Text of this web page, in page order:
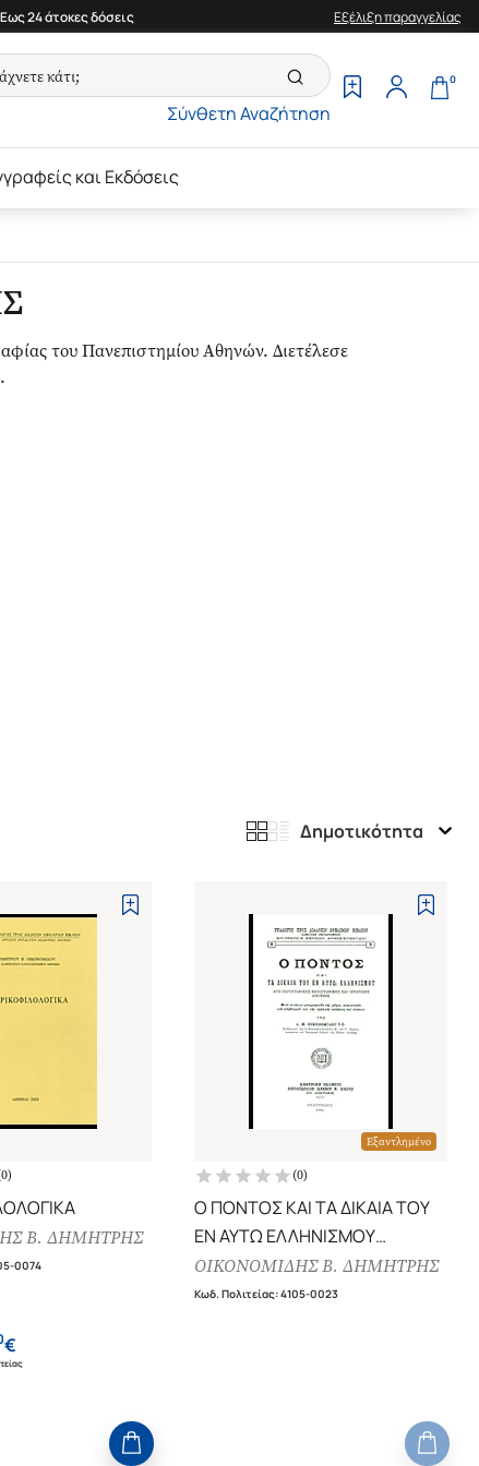
24 άτοκες δόσεις Εξέλιξη παραγγελίας
Σύνθετη Αναζήτηση
0
και Εκδόσεις
του Πανεπιστημίου Αθηνών. Διετέλεσε
Δημοτικότητα
0)
Β. ΔΗΜΗΤΡΗΣ
0074
€
Εξαντλημένο
(0)
Ο ΠΟΝΤΟΣ ΚΑΙ ΤΑ ΔΙΚΑΙΑ ΤΟΥ
ΕΝ ΑΥΤΩ ΕΛΛΗΝΙΣΜΟΥ
ΑΠΟ ΧΑΡΤΟΓΡΑΦΙΚΗΣ,
ΕΘΝΟΓΡΑΦΙΚΗΣ ΚΑΙ ΙΣΤΟΡΙΚΗΣ
ΟΙΚΟΝΟΜΙΔΗΣ Β. ΔΗΜΗΤΡΗΣ
Κωδ. Πολιτείας:4105-0023